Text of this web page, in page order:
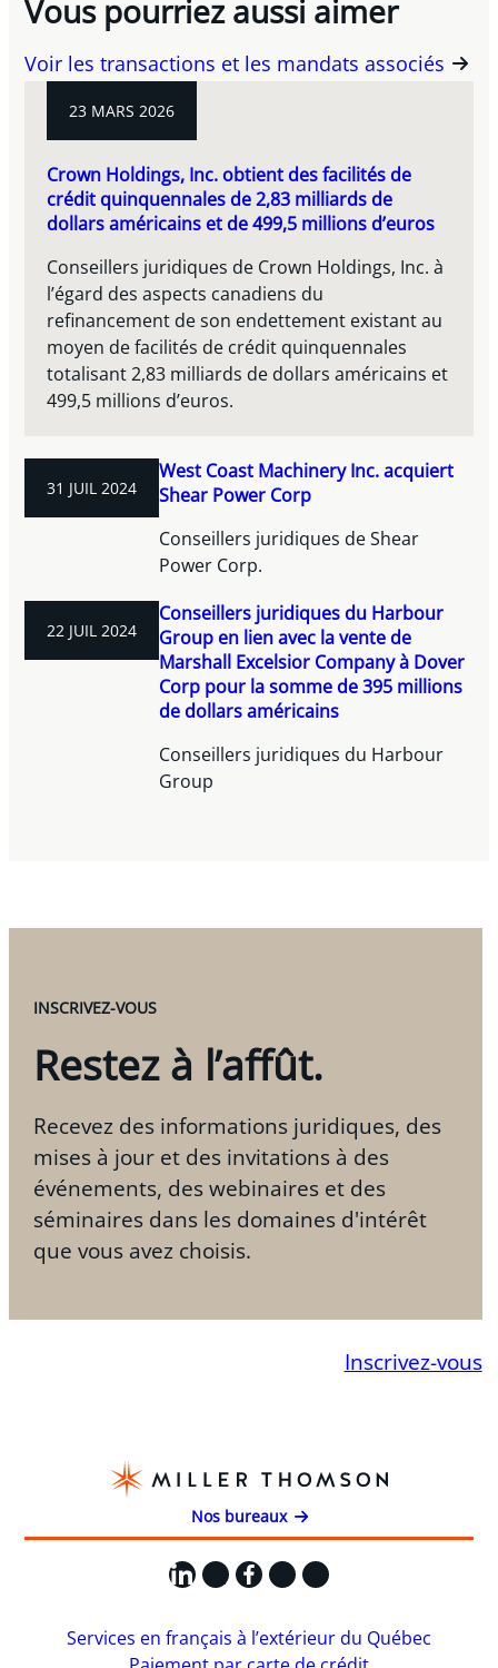
Vous pourriez aussi aimer
Voir les transactions et les mandats associés
23 MARS 2026
Crown Holdings, Inc. obtient des facilités de
crédit quinquennales de 2,83 milliards de
dollars américains et de 499,5 millions d’euros
Conseillers juridiques de Crown Holdings, Inc. à
l’égard des aspects canadiens du
refinancement de son endettement existant au
moyen de facilités de crédit quinquennales
totalisant 2,83 milliards de dollars américains et
499,5 millions d’euros.
31 JUIL 2024
West Coast Machinery Inc. acquiert
Shear Power Corp
Conseillers juridiques de Shear
Power Corp.
22 JUIL 2024
Conseillers juridiques du Harbour
Group en lien avec la vente de
Marshall Excelsior Company à Dover
Corp pour la somme de 395 millions
de dollars américains
Conseillers juridiques du Harbour
Group
INSCRIVEZ-VOUS
Restez à l’affût.
Recevez des informations juridiques, des
mises à jour et des invitations à des
événements, des webinaires et des
séminaires dans les domaines d'intérêt
que vous avez choisis.
Inscrivez-vous
Nos bureaux
LinkedIn
X Facebook
Instagram
YouTube
Services en français à l’extérieur du Québec